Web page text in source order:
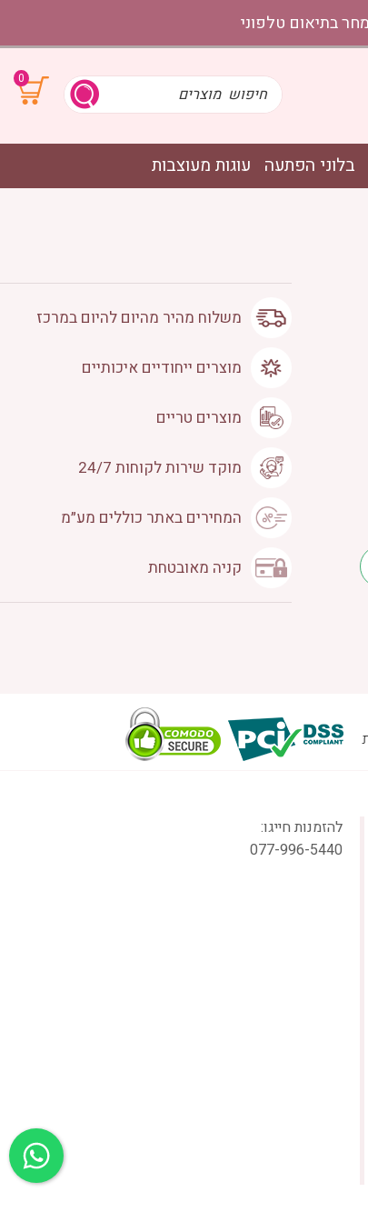
0
בלוני הפתעה עוגות מעוצבות
משלוח מהיר מהיום להיום במרכז
מוצרים ייחודיים איכותיים
מוצרים טריים
מוקד שירות לקוחות 24/7
המחירים באתר כוללים מע״מ
קניה מאובטחת
להזמנות חייגו:
077-996-5440